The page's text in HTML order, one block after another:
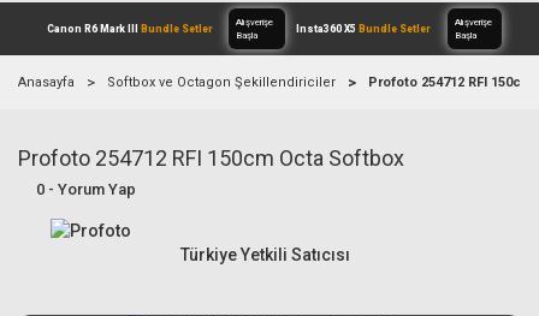
Canon R6 Mark IIIBundle Setler
Alışverişe
Anasayfa Softbox ve Octagon Şekillendiriciler Profoto 254712 RFI
Profoto 254712 RFI 150cm Octa Softbox
0 - Yorum Yap
Türkiye Yetkili Satıcısı